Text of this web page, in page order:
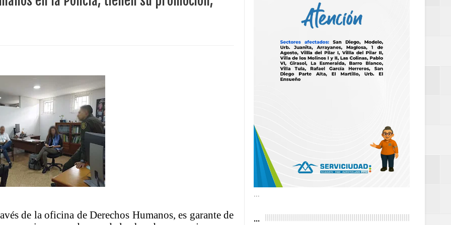
inversiones del Gobierno Matiz en el municipio de San Luis
sin precedentes: El Valle y la nación refuerzan seguridad aérea y
aportaron dignidad a las personas con discapacidad de Pueblo Rico
DE PEREIRA A GANAR PRIMER LUGAR EN EXPOCAMELLO 2026
barranquilla participaron de las pruebas SABER
aprueba $11.444 millones para impulsar obras de agua potable y
de la oficina de Derechos Humanos, es garante de
...